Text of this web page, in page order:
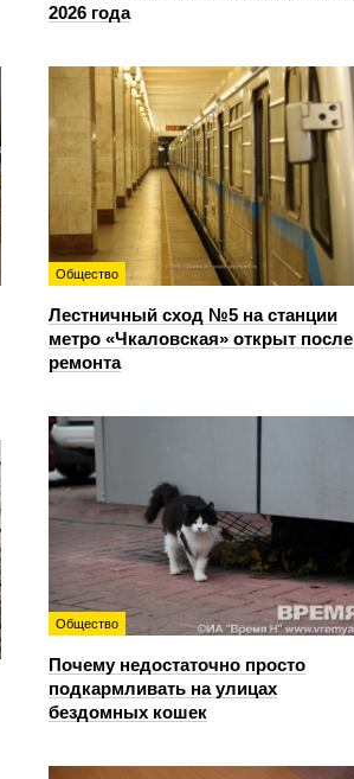
2026 года
Общество
Лестничный сход №5 на станции
метро «Чкаловская» открыт после
ремонта
Общество
Почему недостаточно просто
подкармливать на улицах
бездомных кошек